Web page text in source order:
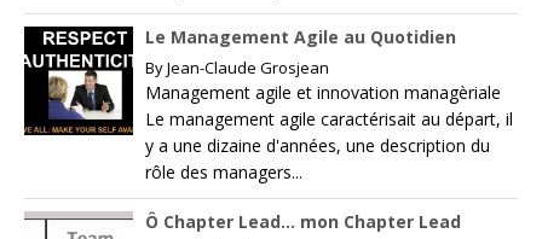
Le Management Agile au Quotidien
ByJean-Claude Grosjean
Management agile et innovation managèriale
Le management agile caractérisait au départ, il
y a une dizaine d'années, une description du
rôle des managers...
Ô Chapter Lead… mon Chapter Lead